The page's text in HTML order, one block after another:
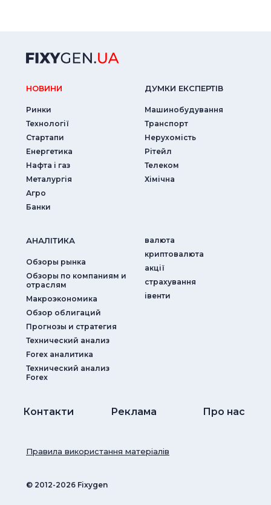
НОВИНИ
Ринки
Технології
Стартапи
Енергетика
Нафта і газ
Металургія
Агро
Банки
ДУМКИ ЕКСПЕРТIВ
Машинобудування
Транспорт
Нерухомість
Рітейл
Телеком
Хімічна
АНАЛIТИКА
Обзоры рынка
Обзоры по компаниям и
отраслям
Макроэкономика
Обзор облигаций
Прогнозы и стратегия
Технический анализ
Forex аналитика
Технический анализ
Forex
валюта
криптовалюта
акції
страхування
iвенти
Контакти Реклама Про нас
© ‎2012-2026 Fixygen
Правила використання матеріалів